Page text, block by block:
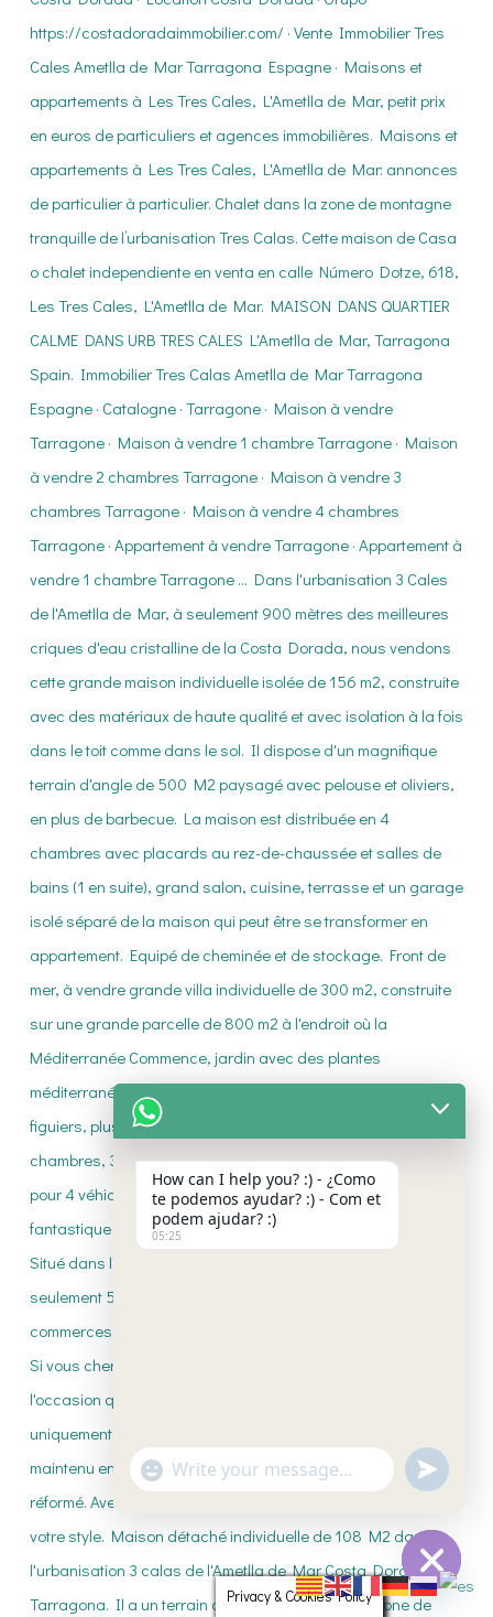
Privacy & Cookies Policy
HIDE
How can I help you? :) - ¿Como
te podemos ayudar? :) - Com et
podem ajudar? :)
05:25
WhatsApp